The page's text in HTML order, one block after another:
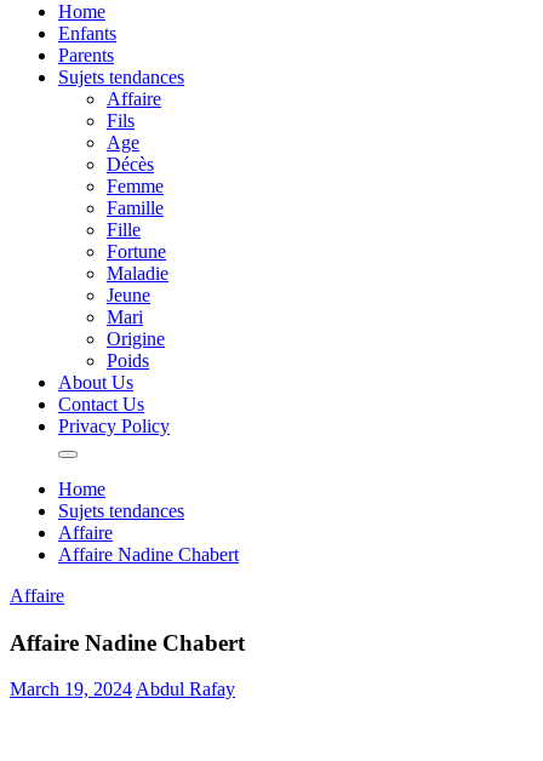
Home
Enfants
Parents
Sujets tendances
Affaire
Fils
Age
Décès
Femme
Famille
Fille
Fortune
Maladie
Jeune
Mari
Origine
Poids
About Us
Contact Us
Privacy Policy
Home
Sujets tendances
Affaire
Affaire Nadine Chabert
Affaire
Affaire Nadine Chabert
March 19, 2024Abdul Rafay